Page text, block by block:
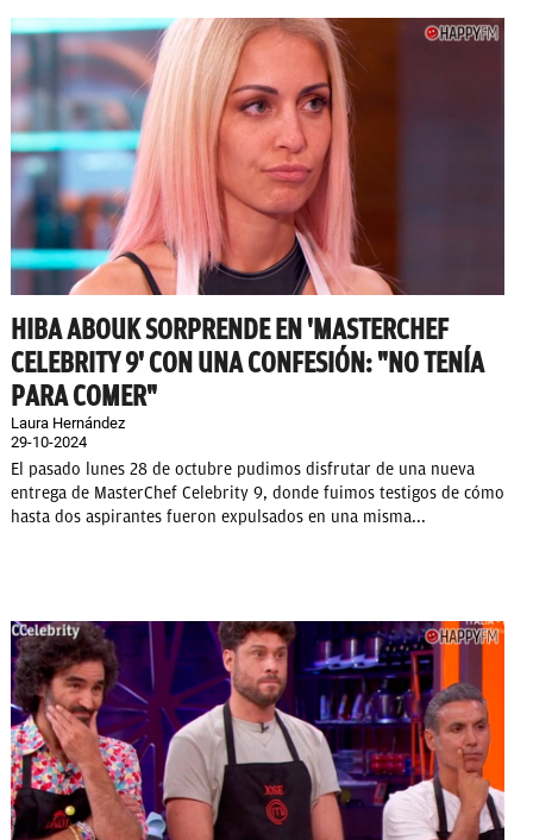
HIBA ABOUK SORPRENDE EN 'MASTERCHEF
CELEBRITY 9' CON UNA CONFESIÓN: "NO TENÍA
PARA COMER"
Laura Hernández
29-10-2024
El pasado lunes 28 de octubre pudimos disfrutar de una nueva
entrega de MasterChef Celebrity 9, donde fuimos testigos de cómo
hasta dos aspirantes fueron expulsados en una misma...